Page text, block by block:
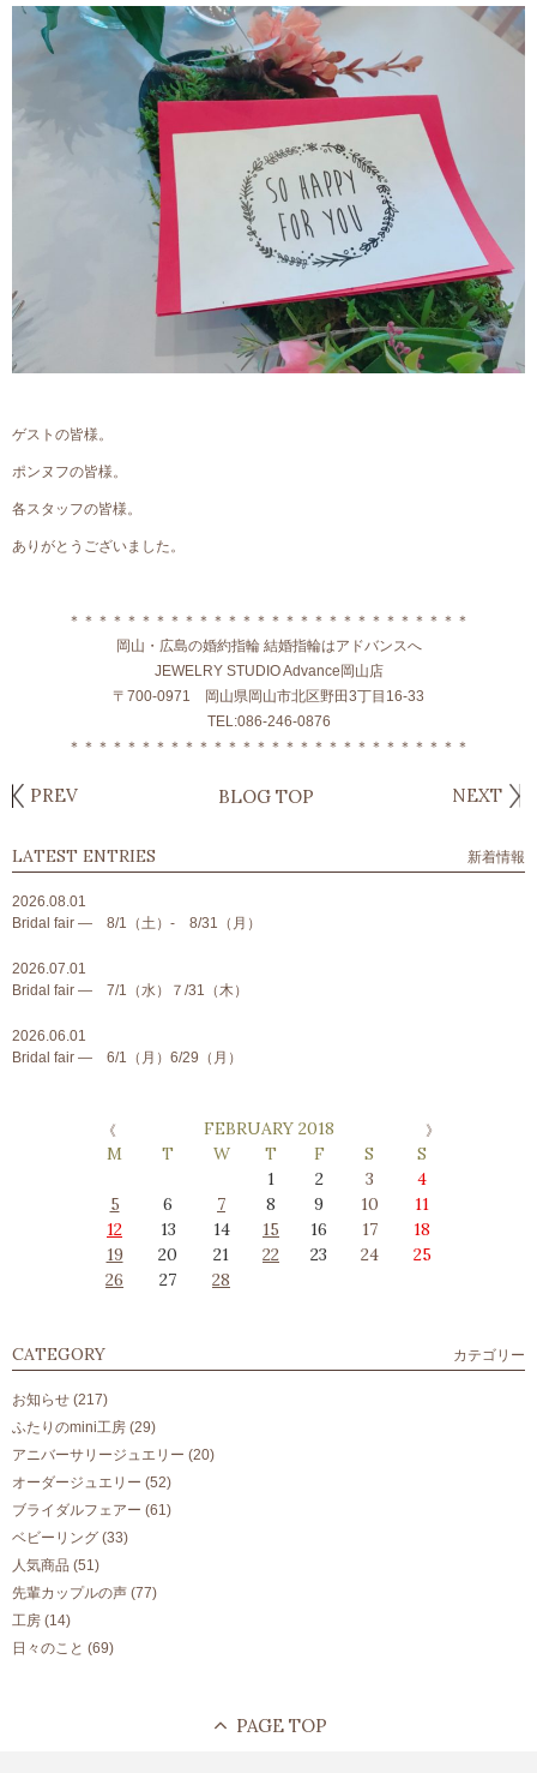
ゲストの皆様。
ポンヌフの皆様。
各スタッフの皆様。
ありがとうございました。
＊＊＊＊＊＊＊＊＊＊＊＊＊＊＊＊＊＊＊＊＊＊＊＊＊＊＊＊
岡山・広島の婚約指輪 結婚指輪はアドバンスへ
JEWELRY STUDIO Advance岡山店
〒700-0971 岡山県岡山市北区野田3丁目16-33
TEL:086-246-0876
＊＊＊＊＊＊＊＊＊＊＊＊＊＊＊＊＊＊＊＊＊＊＊＊＊＊＊＊
PREV BLOG TOP NEXT
LATEST ENTRIES 新着情報
2026.08.01
Bridal fair ― 8/1（土）- 8/31（月）
2026.07.01
Bridal fair ― 7/1（水）７/31（木）
2026.06.01
Bridal fair ― 6/1（月）6/29（月）
FEBRUARY 2018
M
T W T F S
S
1
2 3
4
5
6 7 8 9 10
11
12
13 14 15 16 17
18
19
20 21 22 23 24
25
26
27 28
CATEGORY カテゴリー
お知らせ (217)
ふたりのmini工房 (29)
アニバーサリージュエリー (20)
オーダージュエリー (52)
ブライダルフェアー (61)
ベビーリング (33)
人気商品 (51)
先輩カップルの声 (77)
工房 (14)
日々のこと (69)